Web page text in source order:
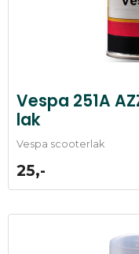
Vespa 251A
lak
Vespa scooterlak
25,-